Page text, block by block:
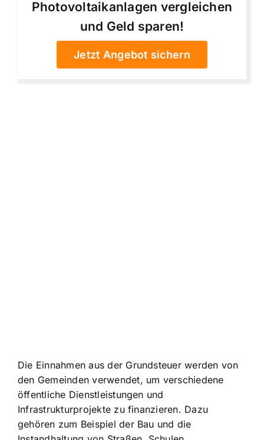
Photovoltaikanlagen vergleichen
und Geld sparen!
Jetzt Angebot sichern
Die Einnahmen aus der Grundsteuer werden von
den Gemeinden verwendet, um verschiedene
öffentliche Dienstleistungen und
Infrastrukturprojekte zu finanzieren. Dazu
gehören zum Beispiel der Bau und die